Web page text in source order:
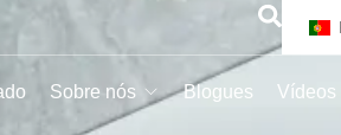
Sobre nós Blogues Vídeos